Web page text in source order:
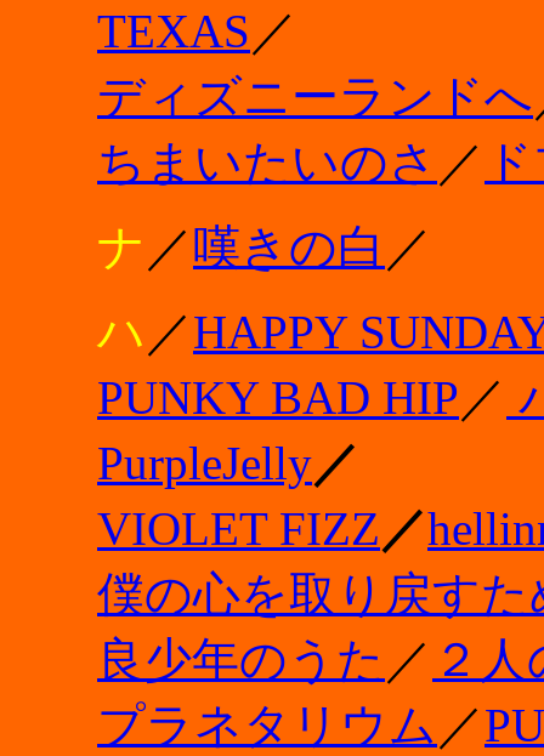
TEXAS ／
ディズニーランドへ
ちまいたいのさ ／
ナ ／嘆きの白 ／
ハ ／HAPPY
PUNKY BAD HIP／
PurpleJelly／
VIOLET FIZZ／
僕の心を取り戻すた
良少年のうた ／ ２
プラネタリウム ／